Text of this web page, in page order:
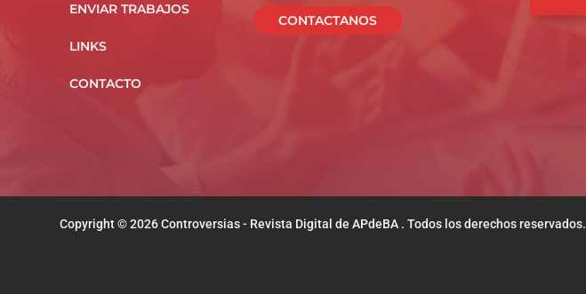
ENVIAR TRABAJOS
LINKS
CONTACTO
CONTACTANOS
Copyright © 2026 Controversias - Revista Digital de APdeBA . Todos los derechos reservados.